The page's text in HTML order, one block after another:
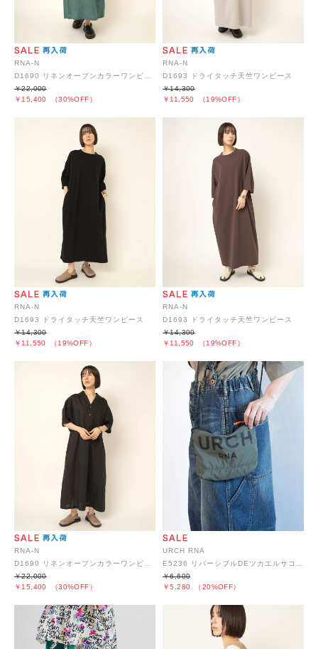
RNA-N
D1690 リネンオープンカラーワンピース
￥15,400 （30%OFF）
￥22,000
RNA-N
D1693 ドライタッチ天竺ワンピース
￥11,550 （19%OFF）
￥14,300
RNA-N
D1693 ドライタッチ天竺ワンピース
￥11,550 （19%OFF）
￥14,300
RNA-N
D1693 ドライタッチ天竺ワンピース
￥11,550 （19%OFF）
￥14,300
RNA-N
￥15,400 （30%OFF）
￥22,000
URCH RNA
￥5,280 （20%OFF）
￥6,600